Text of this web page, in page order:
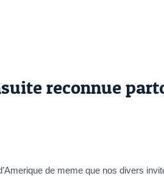
reconnue
de meme que nos divers